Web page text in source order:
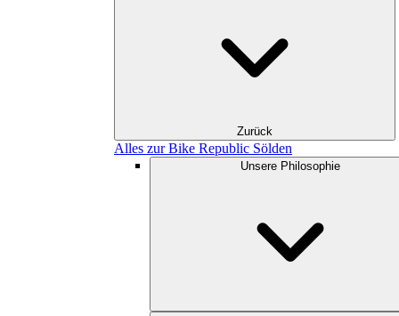
Zurück
Alles zur Bike Republic Sölden
Unsere Philosophie